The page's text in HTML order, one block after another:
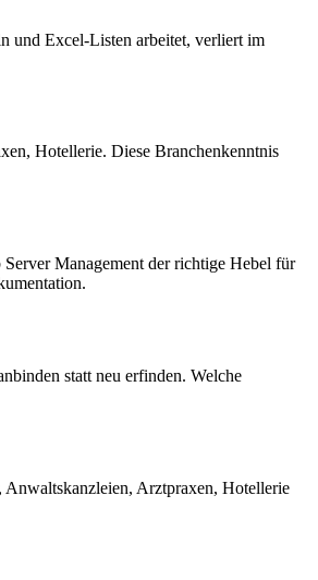
und Excel-Listen arbeitet, verliert im
Hotellerie. Diese Branchenkenntnis
Management der richtige Hebel für
statt neu erfinden. Welche
Anwaltskanzleien, Arztpraxen, Hotellerie